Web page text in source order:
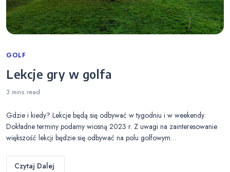
Categories
GOLF
Lekcje gry w golfa
3 mins read
Gdzie i kiedy? Lekcje będą się odbywać w tygodniu i w weekendy.
Dokładne terminy podamy wiosną 2023 r. Z uwagi na zainteresowanie
większość lekcji będzie się odbywać na polu golfowym…
Czytaj Dalej